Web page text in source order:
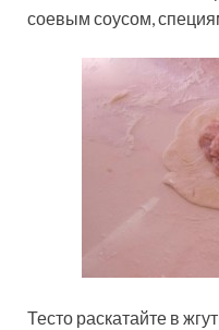
соевым соусом,
Тесто раскатайте в